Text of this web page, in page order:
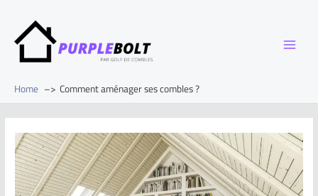
Home Comment aménager ses combles ?